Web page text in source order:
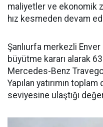
maliyetler ve ekonomik
hız kesmeden devam
Şanlıurfa merkezli
büyütme kararı alarak
Mercedes-Benz
Yapılan yatırımın
seviyesine ulaştığı